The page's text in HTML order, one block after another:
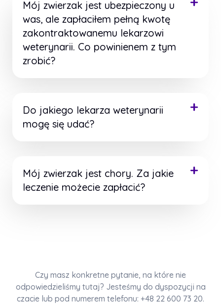
Mój zwierzak jest ubezpieczony u
was, ale zapłaciłem pełną kwotę
zakontraktowanemu lekarzowi
weterynarii. Co powinienem z tym
zrobić?
online
Do jakiego lekarza weterynarii
mogę się udać?
znajduje się tutaj
Mój zwierzak jest chory. Za jakie
leczenie możecie zapłacić?
Czy masz konkretne pytanie, na które nie
odpowiedzieliśmy tutaj? Jesteśmy do dyspozycji na
czacie lub pod numerem telefonu: +48 22 600 73 20.